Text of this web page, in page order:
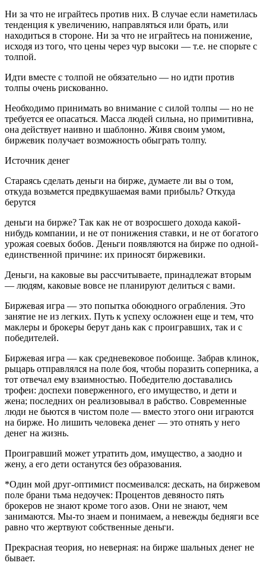
Ни за что не играйтесь против них. В случае если наметилась
тенденция к увеличению, направляться или брать, или
находиться в стороне. Ни за что не играйтесь на понижение,
исходя из того, что цены через чур высоки — т.е. не спорьте с
толпой.
Идти вместе с толпой не обязательно — но идти против
толпы очень рискованно.
Необходимо принимать во внимание с силой толпы — но не
требуется ее опасаться. Масса людей сильна, но примитивна,
она действует наивно и шаблонно. Живя своим умом,
биржевик получает возможность обыграть толпу.
Источник денег
Стараясь сделать деньги на бирже, думаете ли вы о том,
откуда возьмется предвкушаемая вами прибыль? Откуда
берутся
деньги на бирже? Так как не от возросшего дохода какой-
нибудь компании, и не от понижения ставки, и не от богатого
урожая соевых бобов. Деньги появляются на бирже по одной-
единственной причине: их приносят биржевики.
Деньги, на каковые вы рассчитываете, принадлежат вторым
— людям, каковые вовсе не планируют делиться с вами.
Биржевая игра — это попытка обоюдного ограбления. Это
занятие не из легких. Путь к успеху осложнен еще и тем, что
маклеры и брокеры берут дань как с проигравших, так и с
победителей.
Биржевая игра — как средневековое побоище. Забрав клинок,
рыцарь отправлялся на поле боя, чтобы поразить соперника, а
тот отвечал ему взаимностью. Победителю доставались
трофеи: доспехи поверженного, его имущество, и дети и
жена; последних он реализовывал в рабство. Современные
люди не бьются в чистом поле — вместо этого они играются
на бирже. Но лишить человека денег — это отнять у него
денег на жизнь.
Проигравший может утратить дом, имущество, а заодно и
жену, а его дети останутся без образования.
*Один мой друг-оптимист посмеивался: дескать, на биржевом
поле брани тьма недоучек: Процентов девяносто пять
брокеров не знают кроме того азов. Они не знают, чем
занимаются. Мы-то знаем и понимаем, а невежды бедняги все
равно что жертвуют собственные деньги.
Прекрасная теория, но неверная: на бирже шальных денег не
бывает.